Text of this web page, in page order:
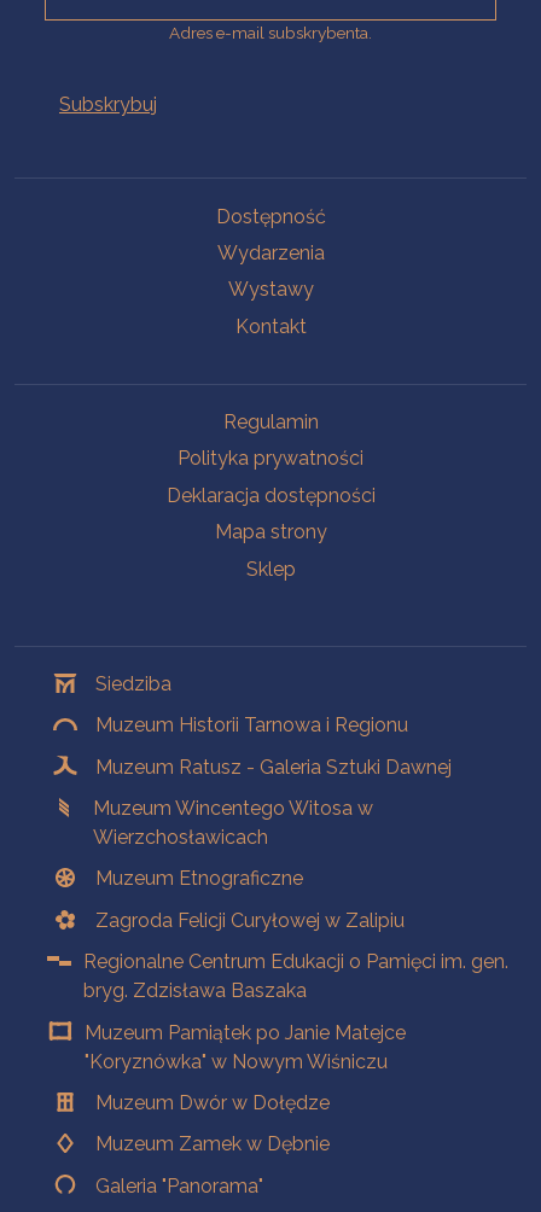
Adres e-mail subskrybenta.
Dostępność
Wydarzenia
Wystawy
Kontakt
Regulamin
Polityka prywatności
Deklaracja dostępności
Mapa strony
Sklep
Siedziba
Muzeum Historii Tarnowa i Regionu
Muzeum Ratusz - Galeria Sztuki Dawnej
Muzeum Wincentego Witosa w
Wierzchosławicach
Muzeum Etnograficzne
Zagroda Felicji Curyłowej w Zalipiu
Regionalne Centrum Edukacji o Pamięci im. gen.
bryg. Zdzisława Baszaka
Muzeum Pamiątek po Janie Matejce
"Koryznówka" w Nowym Wiśniczu
Muzeum Dwór w Dołędze
Muzeum Zamek w Dębnie
Galeria "Panorama"